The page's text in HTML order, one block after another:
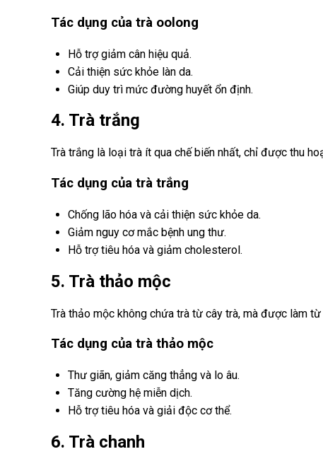
Tác dụng của trà oolong
Hỗ trợ giảm cân hiệu quả.
Cải thiện sức khỏe làn da.
Giúp duy trì mức đường huyết ổn định.
4. Trà trắng
Trà trắng là loại trà ít qua chế biến nhất, chỉ được thu
Tác dụng của trà trắng
Chống lão hóa và cải thiện sức khỏe da.
Giảm nguy cơ mắc bệnh ung thư.
Hỗ trợ tiêu hóa và giảm cholesterol.
5. Trà thảo mộc
Trà thảo mộc không chứa trà từ cây trà, mà được làm
Tác dụng của trà thảo mộc
Thư giãn, giảm căng thẳng và lo âu.
Tăng cường hệ miễn dịch.
Hỗ trợ tiêu hóa và giải độc cơ thể.
6. Trà chanh